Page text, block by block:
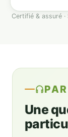
Certifié & assuré
Une